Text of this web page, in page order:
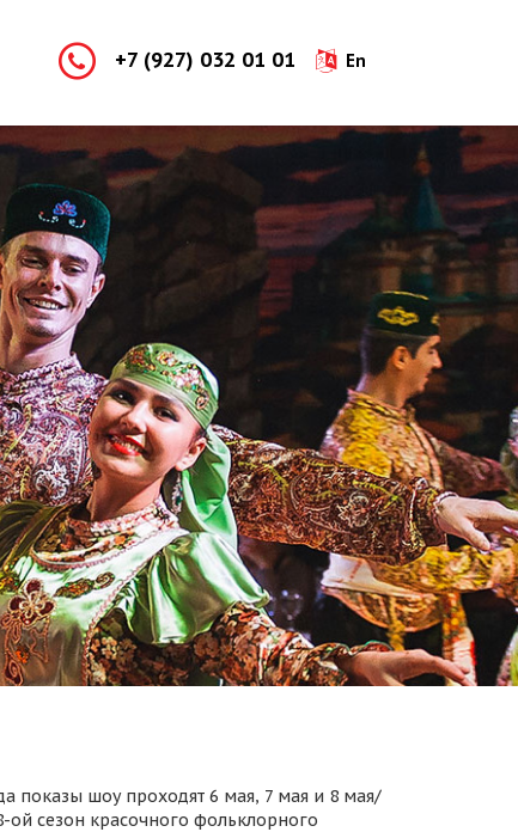
+7 (927) 032 01 01 En
показы шоу проходят 6 мая, 7 мая и 8 мая/
сезон красочного фольклорного